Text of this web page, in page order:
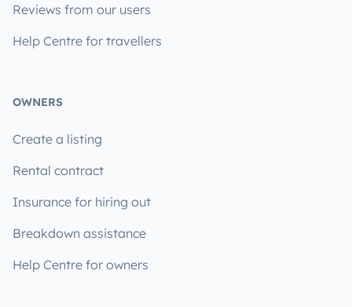
Reviews from our users
Help Centre for travellers
OWNERS
Create a listing
Rental contract
Insurance for hiring out
Breakdown assistance
Help Centre for owners